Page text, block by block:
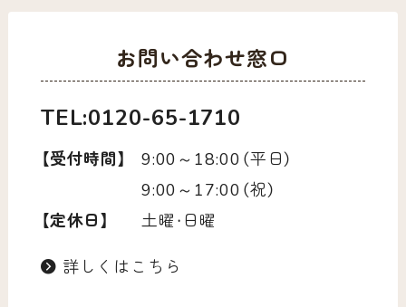
お問い合わせ窓口
TEL:0120-65-1710
【受付時間】
9:00～18:00（平日）
9:00～17:00（祝）
【定休日】
土曜・日曜
詳しくはこちら